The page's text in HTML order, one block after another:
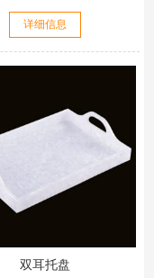
详细信息
双耳托盘